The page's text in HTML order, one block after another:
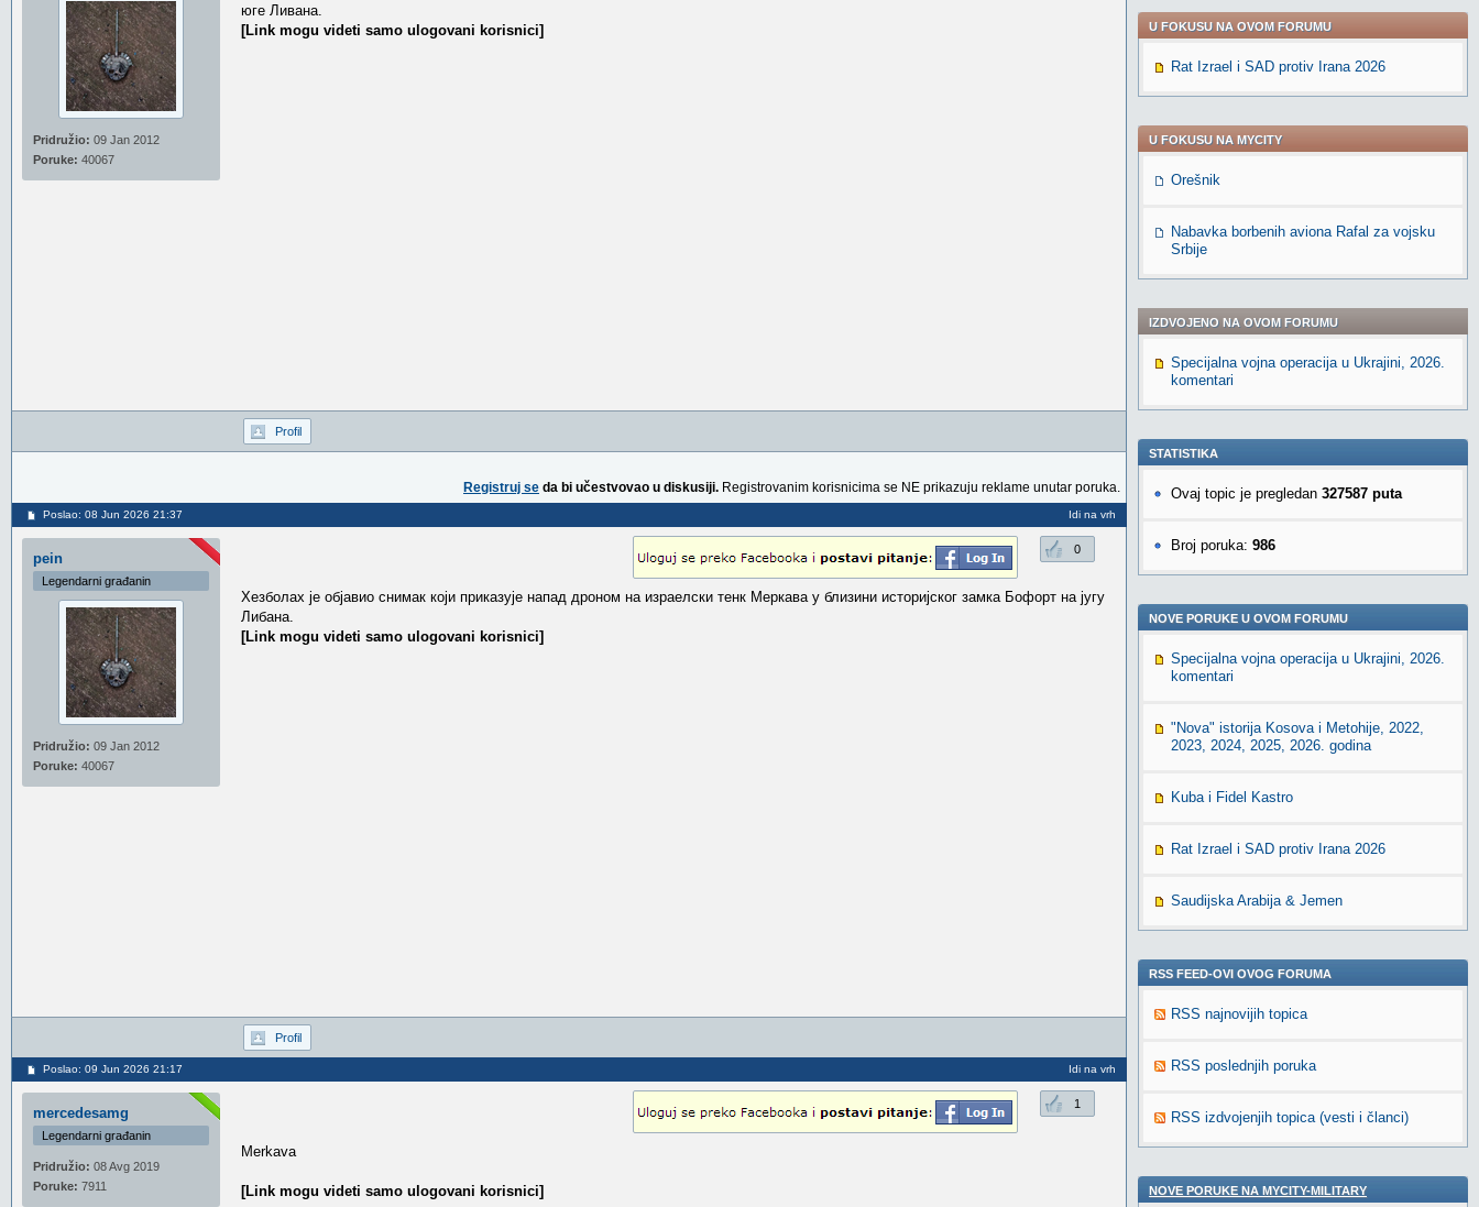
Pridružio: 09 Jan 2012
Poruke: 40067
юге Ливана.
[Link mogu videti samo ulogovani korisnici]
Profil
Registruj se da bi učestvovao u diskusiji. Registrovanim korisnicima se NE prikazuju reklame unutar poruka.
Poslao: 08 Jun 2026 21:37 Idi na vrh
pein
Legendarni građanin
Pridružio: 09 Jan 2012
Poruke: 40067
0
Хезболах је објавио снимак који приказује напад дроном на израелски тенк Меркава у близини историјског замка Бофорт на југу
Либана.
[Link mogu videti samo ulogovani korisnici]
Profil
Poslao: 09 Jun 2026 21:17 Idi na vrh
mercedesamg
Legendarni građanin
Pridružio: 08 Avg 2019
Poruke: 7911
1
Merkava
[Link mogu videti samo ulogovani korisnici]
U FOKUSU NA OVOM FORUMU
Rat Izrael i SAD protiv Irana 2026
U FOKUSU NA MYCITY
Orešnik
Nabavka borbenih aviona Rafal za vojsku
Srbije
IZDVOJENO NA OVOM FORUMU
Specijalna vojna operacija u Ukrajini, 2026.
komentari
STATISTIKA
Ovaj topic je pregledan 327587 puta
Broj poruka: 986
NOVE PORUKE U OVOM FORUMU
Specijalna vojna operacija u Ukrajini, 2026.
komentari
"Nova" istorija Kosova i Metohije, 2022,
2023, 2024, 2025, 2026. godina
Kuba i Fidel Kastro
Rat Izrael i SAD protiv Irana 2026
Saudijska Arabija & Jemen
RSS FEED-OVI OVOG FORUMA
RSS najnovijih topica
RSS poslednjih poruka
RSS izdvojenjih topica (vesti i članci)
NOVE PORUKE NA MYCITY-MILITARY